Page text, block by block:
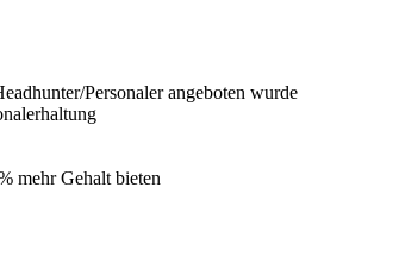
Personalerangeboten wurde
mehr Gehalt bieten